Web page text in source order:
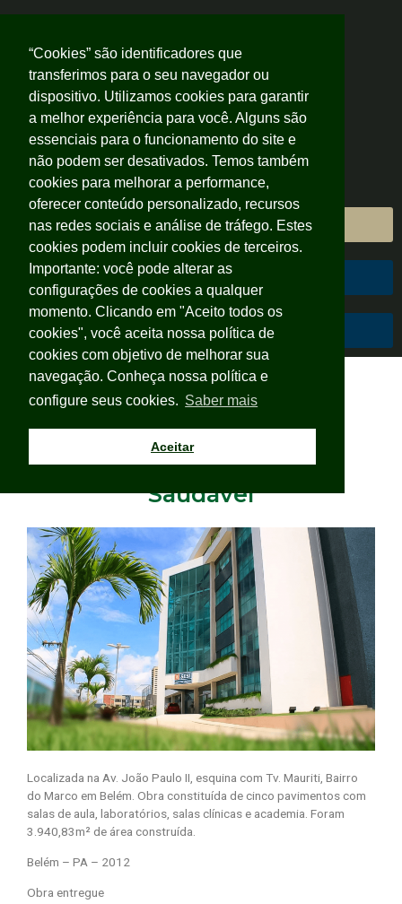
Área do Cliente
Área do Colaborador
Código de Conduta
Unidade Sesi Indústria
Saudável
Localizada na Av. João Paulo II, esquina com Tv. Mauriti, Bairro
do Marco em Belém. Obra constituída de cinco pavimentos com
salas de aula, laboratórios, salas clínicas e academia. ​Foram
3.940,83m² de área construída. ​
Belém – PA – 2012
Obra entregue
“Cookies” são identificadores que
transferimos para o seu navegador ou
dispositivo. Utilizamos cookies para garantir
a melhor experiência para você. Alguns são
essenciais para o funcionamento do site e
não podem ser desativados. Temos também
cookies para melhorar a performance,
oferecer conteúdo personalizado, recursos
nas redes sociais e análise de tráfego. Estes
cookies podem incluir cookies de terceiros.
Importante: você pode alterar as
configurações de cookies a qualquer
momento. Clicando em "Aceito todos os
cookies", você aceita nossa política de
cookies com objetivo de melhorar sua
navegação. Conheça nossa política e
configure seus cookies. Saber mais
Aceitar